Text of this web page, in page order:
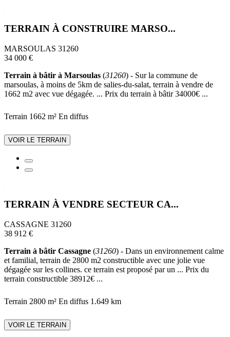
TERRAIN À CONSTRUIRE MARSO...
MARSOULAS 31260
34 000 €
Terrain à bâtir à Marsoulas (31260) - Sur la commune de
marsoulas, à moins de 5km de salies-du-salat, terrain à vendre de
1662 m2 avec vue dégagée. ... Prix du terrain à bâtir 34000€ ...
Terrain 1662 m² En diffus
VOIR LE TERRAIN
TERRAIN À VENDRE SECTEUR CA...
CASSAGNE 31260
38 912 €
Terrain à bâtir Cassagne (31260) - Dans un environnement calme
et familial, terrain de 2800 m2 constructible avec une jolie vue
dégagée sur les collines. ce terrain est proposé par un ... Prix du
terrain constructible 38912€ ...
Terrain 2800 m² En diffus 1.649 km
VOIR LE TERRAIN